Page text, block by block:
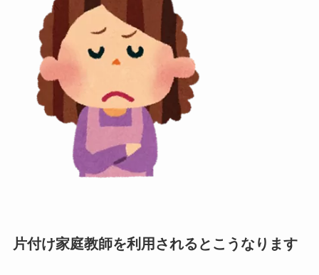
片付け家庭教師を利用されるとこうなります